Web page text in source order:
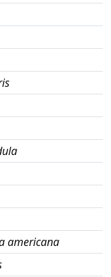
americana